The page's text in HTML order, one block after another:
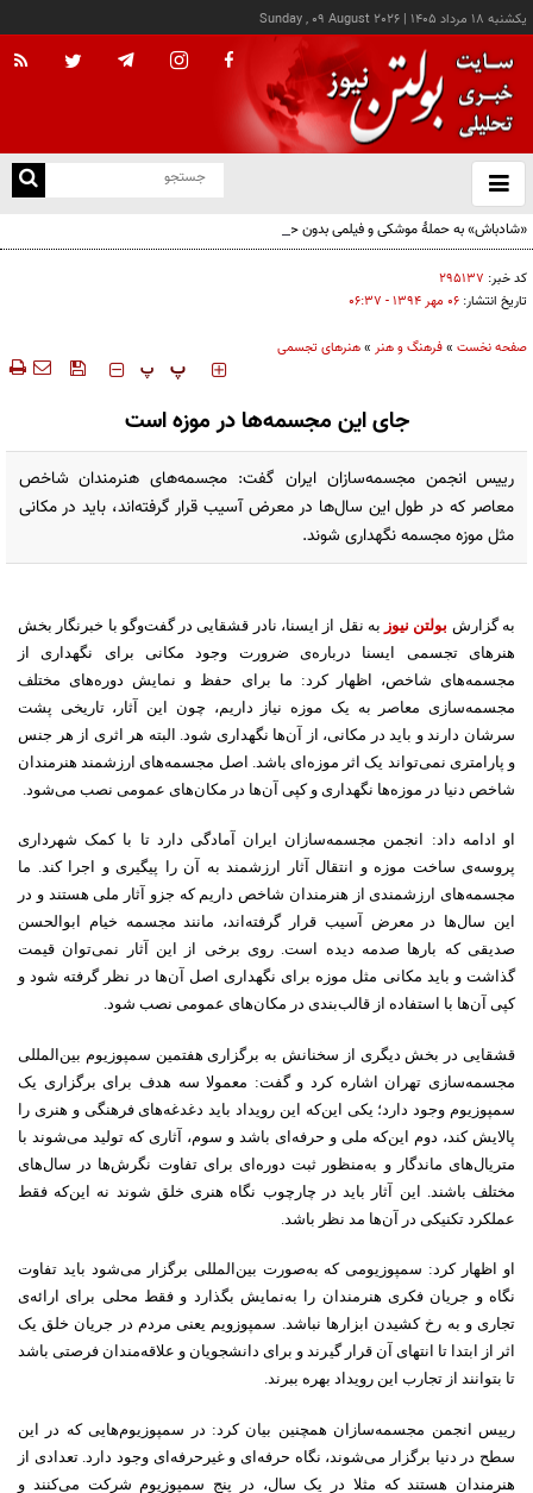
يکشنبه ۱۸ مرداد ۱۴۰۵ |
Sunday , 09 August 2026
باز
و
«شادباش» به حملۀ موشکی و فیلمی بدون حجاب؛ روایت تناقض‌های محسن قرایی
کد خبر: ۲۹۵۱۳۷
تاریخ انتشار: ۰۶ مهر ۱۳۹۴ - ۰۶:۳۷
صفحه نخست »فرهنگ و هنر »هنرهای تجسمی
‍‍‍ پ پ
جای این مجسمه‌ها در موزه است
رییس انجمن مجسمه‌سازان ایران گفت: مجسمه‌های هنرمندان شاخص
معاصر که در طول این سال‌ها در معرض آسیب قرار گرفته‌اند، باید در مکانی
مثل موزه مجسمه نگهداری شوند.
به گزارش بولتن نیوز به نقل از ایسنا، نادر قشقایی در گفت‌وگو با خبرنگار بخش
هنرهای تجسمی ایسنا درباره‌ی ضرورت وجود مکانی برای نگهداری از
مجسمه‌های شاخص، اظهار کرد: ما برای حفظ و نمایش دوره‌های مختلف
مجسمه‌سازی معاصر به یک موزه نیاز داریم، چون این آثار، تاریخی پشت
سرشان دارند و باید در مکانی، از آن‌ها نگهداری شود. البته هر اثری از هر جنس
و پارامتری نمی‌تواند یک اثر موزه‌ای باشد. اصل مجسمه‌های ارزشمند هنرمندان
شاخص دنیا در موزه‌ها نگهداری و کپی آن‌ها در مکان‌های عمومی نصب می‌شود.
او ادامه داد: انجمن مجسمه‌سازان ایران آمادگی دارد تا با کمک شهرداری
پروسه‌ی ساخت موزه و انتقال آثار ارزشمند به آن را پیگیری و اجرا کند. ما
مجسمه‌های ارزشمندی از هنرمندان شاخص داریم که جزو آثار ملی هستند و در
این سال‌ها در معرض آسیب قرار گرفته‌اند، مانند مجسمه خیام ابوالحسن
صدیقی که بارها صدمه دیده است. روی برخی از این آثار نمی‌توان قیمت
گذاشت و باید مکانی مثل موزه برای نگهداری اصل آن‌ها در نظر گرفته شود و
کپی آن‌ها با استفاده از قالب‌بندی در مکان‌های عمومی نصب شود.
قشقایی در بخش دیگری از سخنانش به برگزاری هفتمین سمپوزیوم بین‌المللی
مجسمه‌سازی تهران اشاره کرد و گفت: معمولا سه هدف برای برگزاری یک
سمپوزیوم وجود دارد؛ یکی این‌که این رویداد باید دغدغه‌های فرهنگی و هنری را
پالایش کند، دوم این‌که ملی و حرفه‌ای باشد و سوم، آثاری که تولید می‌شوند با
متریال‌های ماندگار و به‌منظور ثبت دوره‌ای برای تفاوت نگرش‌ها در سال‌های
مختلف باشند. این آثار باید در چارچوب نگاه هنری خلق شوند نه این‌که فقط
عملکرد تکنیکی در آن‌ها مد نظر باشد.
او اظهار کرد: سمپوزیومی که به‌صورت بین‌المللی برگزار می‌شود باید تفاوت
نگاه و جریان فکری هنرمندان را به‌نمایش بگذارد و فقط محلی برای ارائه‌ی
تجاری و به رخ کشیدن ابزارها نباشد. سمپوزویم یعنی مردم در جریان خلق یک
اثر از ابتدا تا انتهای آن قرار گیرند و برای دانشجویان و علاقه‌مندان فرصتی باشد
تا بتوانند از تجارب این رویداد بهره ببرند.
رییس انجمن مجسمه‌سازان همچنین بیان کرد: در سمپوزیوم‌هایی که در این
سطح در دنیا برگزار می‌شوند، نگاه حرفه‌ای و غیرحرفه‌ای وجود دارد. تعدادی از
هنرمندان هستند که مثلا در یک سال، در پنج سمپوزیوم شرکت می‌کنند و